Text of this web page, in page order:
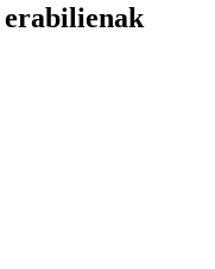
erabilienak